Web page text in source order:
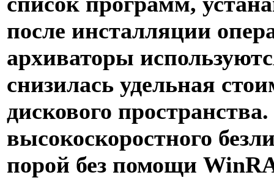
после инсталляции
архиваторы
снизилась удельная
дискового
высокоскоростного
порой без помощи